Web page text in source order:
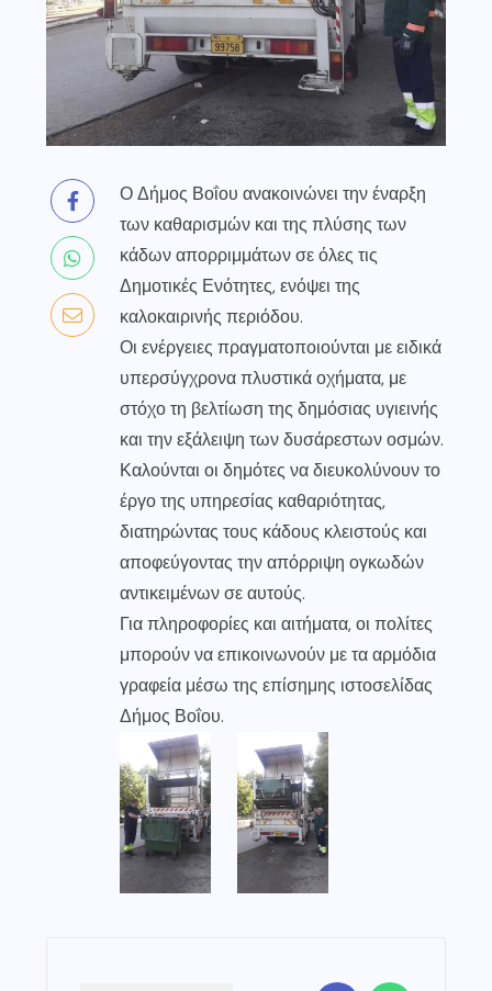
Ο Δήμος Βοΐου ανακοινώνει την έναρξη
των καθαρισμών και της πλύσης των
κάδων απορριμμάτων σε όλες τις
Δημοτικές Ενότητες, ενόψει της
καλοκαιρινής περιόδου.
Οι ενέργειες πραγματοποιούνται με ειδικά
υπερσύγχρονα πλυστικά οχήματα, με
στόχο τη βελτίωση της δημόσιας υγιεινής
και την εξάλειψη των δυσάρεστων οσμών.
Καλούνται οι δημότες να διευκολύνουν το
έργο της υπηρεσίας καθαριότητας,
διατηρώντας τους κάδους κλειστούς και
αποφεύγοντας την απόρριψη ογκωδών
αντικειμένων σε αυτούς.
Για πληροφορίες και αιτήματα, οι πολίτες
μπορούν να επικοινωνούν με τα αρμόδια
γραφεία μέσω της επίσημης ιστοσελίδας
Δήμος Βοΐου.